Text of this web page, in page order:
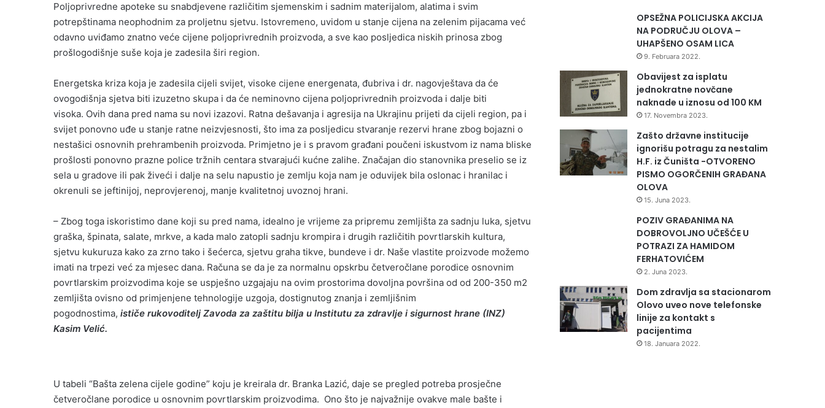
Poljoprivredne apoteke su snabdjevene različitim sjemenskim i sadnim materijalom, alatima i svim
potrepštinama neophodnim za proljetnu sjetvu. Istovremeno, uvidom u stanje cijena na zelenim pijacama već
odavno uviđamo znatno veće cijene poljoprivrednih proizvoda, a sve kao posljedica niskih prinosa zbog
prošlogodišnje suše koja je zadesila širi region.
Energetska kriza koja je zadesila cijeli svijet, visoke cijene energenata, đubriva i dr. nagovještava da će
ovogodišnja sjetva biti izuzetno skupa i da će neminovno cijena poljoprivrednih proizvoda i dalje biti
visoka. Ovih dana pred nama su novi izazovi. Ratna dešavanja i agresija na Ukrajinu prijeti da cijeli region, pa i
svijet ponovno uđe u stanje ratne neizvjesnosti, što ima za posljedicu stvaranje rezervi hrane zbog bojazni o
nestašici osnovnih prehrambenih proizvoda. Primjetno je i s pravom građani poučeni iskustvom iz nama bliske
prošlosti ponovno prazne police tržnih centara stvarajući kućne zalihe. Značajan dio stanovnika preselio se iz
sela u gradove ili pak živeći i dalje na selu napustio je zemlju koja nam je oduvijek bila oslonac i hranilac i
okrenuli se jeftinijoj, neprovjerenoj, manje kvalitetnoj uvoznoj hrani.
– Zbog toga iskoristimo dane koji su pred nama, idealno je vrijeme za pripremu zemljišta za sadnju luka, sjetvu
graška, špinata, salate, mrkve, a kada malo zatopli sadnju krompira i drugih različitih povrtlarskih kultura,
sjetvu kukuruza kako za zrno tako i šećerca, sjetvu graha tikve, bundeve i dr. Naše vlastite proizvode možemo
imati na trpezi već za mjesec dana. Računa se da je za normalnu opskrbu četveročlane porodice osnovnim
povrtlarskim proizvodima koje se uspješno uzgajaju na ovim prostorima dovoljna površina od od 200-350 m2
zemljišta ovisno od primjenjene tehnologije uzgoja, dostignutog znanja i zemljišnim
pogodnostima, ističe rukovoditelj Zavoda za zaštitu bilja u Institutu za zdravlje i sigurnost hrane (INZ)
Kasim Velić.
U tabeli “Bašta zelena cijele godine” koju je kreirala dr. Branka Lazić, daje se pregled potreba prosječne
četveročlane porodice u osnovnim povrtlarskim proizvodima. Ono što je najvažnije ovakve male bašte i
OPSEŽNA POLICIJSKA AKCIJA
NA PODRUČJU OLOVA –
UHAPŠENO OSAM LICA
9. Februara 2022.
Obavijest za isplatu
jednokratne novčane
naknade u iznosu od 100 KM
17. Novembra 2023.
Zašto državne institucije
ignorišu potragu za nestalim
H.F. iz Čuništa -OTVORENO
PISMO OGORČENIH GRAĐANA
OLOVA
15. Juna 2023.
POZIV GRAĐANIMA NA
DOBROVOLJNO UČEŠĆE U
POTRAZI ZA HAMIDOM
FERHATOVIĆEM
2. Juna 2023.
Dom zdravlja sa stacionarom
Olovo uveo nove telefonske
linije za kontakt s
pacijentima
18. Januara 2022.